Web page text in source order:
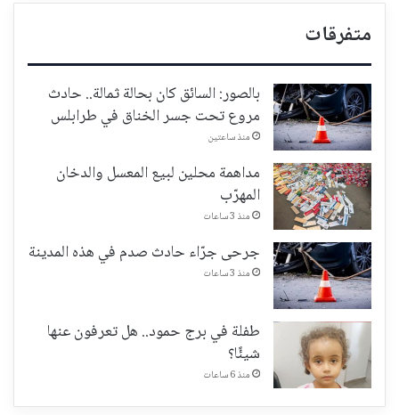
متفرقات
بالصور: السائق كان بحالة ثمالة.. حادث
مروع تحت جسر الخناق في طرابلس
منذ ساعتين
مداهمة محلين لبيع المعسل والدخان
المهرّب
منذ 3 ساعات
جرحى جرّاء حادث صدم في هذه المدينة
منذ 3 ساعات
طفلة في برج حمود.. هل تعرفون عنها
شيئًا؟
منذ 6 ساعات